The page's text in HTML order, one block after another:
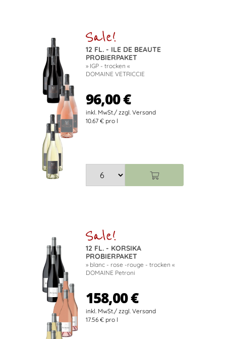
12 FL. - ILE DE BEAUTE
PROBIERPAKET
» IGP - trocken «
DOMAINE VETRICCIE
96,00 €
10.67 € pro l
12 FL. - KORSIKA
PROBIERPAKET
» blanc - rose -rouge - trocken «
DOMAINE Petroni
158,00 €
17.56 € pro l